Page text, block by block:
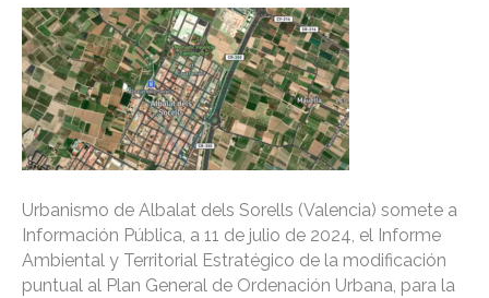
Urbanismo de Albalat dels Sorells (Valencia) somete a
Información Pública, a 11 de julio de 2024, el Informe
Ambiental y Territorial Estratégico de la modificación
puntual al Plan General de Ordenación Urbana, para la